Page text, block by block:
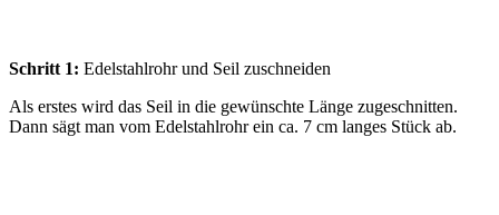
Schritt 1: Edelstahlrohr und Seil zuschneiden
Als erstes wird das Seil in die gewünschte Länge zugeschnitten.
Dann sägt man vom Edelstahlrohr ein ca. 7 cm langes Stück ab.